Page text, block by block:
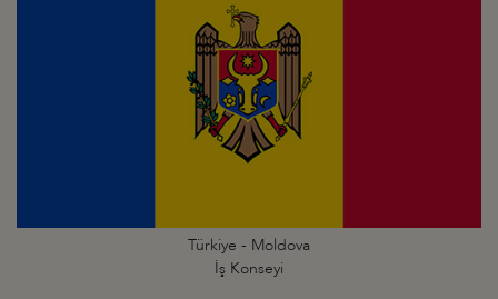
Türkiye - Moldova
İş Konseyi